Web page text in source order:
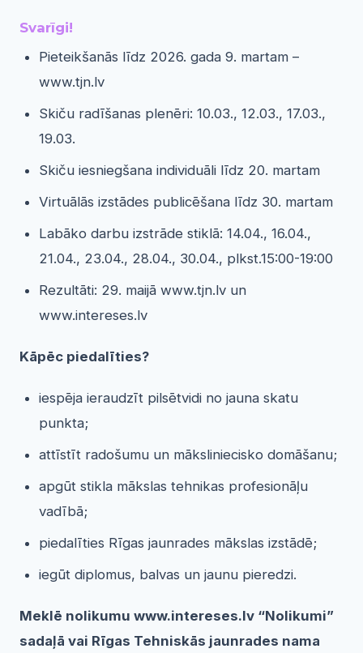
Svarīgi!
Pieteikšanās līdz 2026. gada 9. martam –
www.tjn.lv
Skiču radīšanas plenēri: 10.03., 12.03., 17.03.,
19.03.
Skiču iesniegšana individuāli līdz 20. martam
Virtuālās izstādes publicēšana līdz 30. martam
Labāko darbu izstrāde stiklā: 14.04., 16.04.,
21.04., 23.04., 28.04., 30.04., plkst.15:00-19:00
Rezultāti: 29. maijā www.tjn.lv un
www.intereses.lv
Kāpēc piedalīties?
iespēja ieraudzīt pilsētvidi no jauna skatu
punkta;
attīstīt radošumu un māksliniecisko domāšanu;
apgūt stikla mākslas tehnikas profesionāļu
vadībā;
piedalīties Rīgas jaunrades mākslas izstādē;
iegūt diplomus, balvas un jaunu pieredzi.
Meklē nolikumu www.intereses.lv “Nolikumi”
sadaļā vai Rīgas Tehniskās jaunrades nama